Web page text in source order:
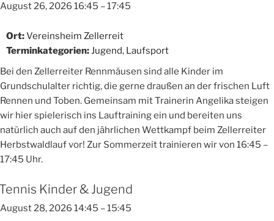
August 26, 2026 16:45 –17:45
Ort:Vereinsheim Zellerreit
Terminkategorien:Jugend, Laufsport
Bei den Zellerreiter Rennmäusen sind alle Kinder im
Grundschulalter richtig, die gerne draußen an der frischen Luft
Rennen und Toben. Gemeinsam mit Trainerin Angelika steigen
wir hier spielerisch ins Lauftraining ein und bereiten uns
natürlich auch auf den jährlichen Wettkampf beim Zellerreiter
Herbstwaldlauf vor! Zur Sommerzeit trainieren wir von 16:45 –
17:45 Uhr.
Kinder & Jugend
August 28, 2026 14:45 –15:45